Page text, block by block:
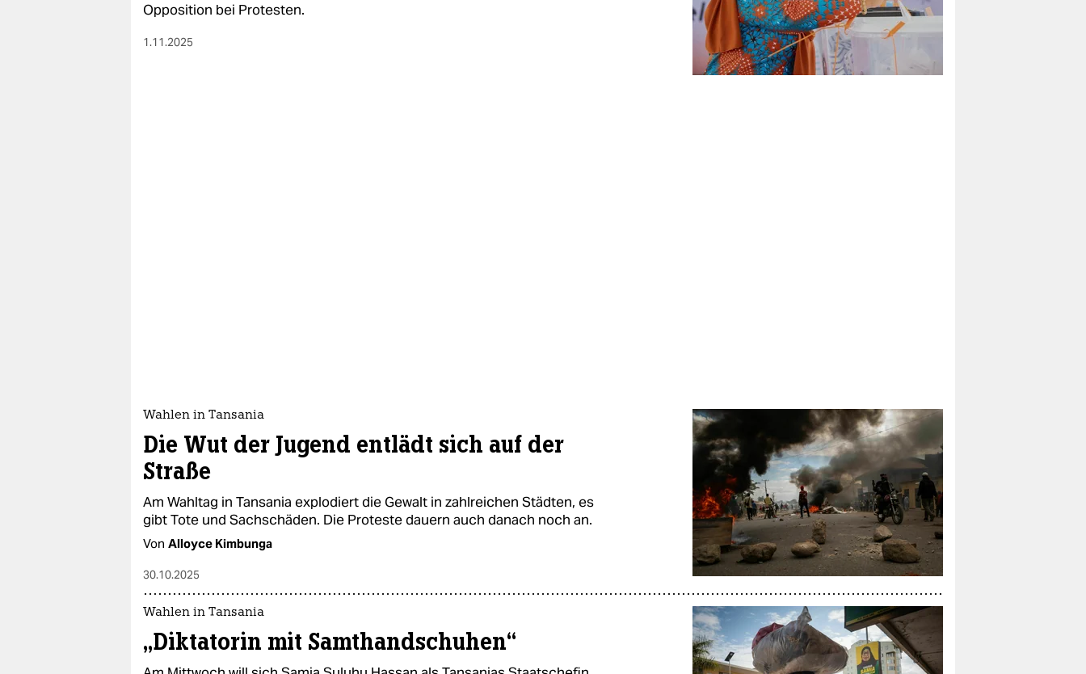
Opposition bei Protesten.
1.11.2025
Wahlen in Tansania
Die Wut der Jugend entlädt sich auf der
Straße
Am Wahltag in Tansania explodiert die Gewalt in zahlreichen Städten, es
gibt Tote und Sachschäden. Die Proteste dauern auch danach noch an.
Von Alloyce Kimbunga
30.10.2025
Wahlen in Tansania
„Diktatorin mit Samthandschuhen“